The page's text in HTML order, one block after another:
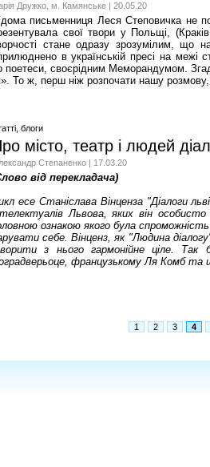
Дружко, м. Камянське | 20.05.20
письменниця Леся Степовичка не
свої твори у Польщі,
стане одразу зрозумілим, що
в українській пресі на межі
поетеси, своєрідним Меморандумом.
То ж, перш ніж розпочати нашу
блоги
місто, театр і людей
Степаненко | 17.03.20
від перекладача)
есе Станіслава Вінценза "Діалоги
Львова, яких він
ознакою якого була
себе. Вінценз, як "Людина
з нього гармонійне ціле. Так
французькому Ля Комб та
1 2 3 4